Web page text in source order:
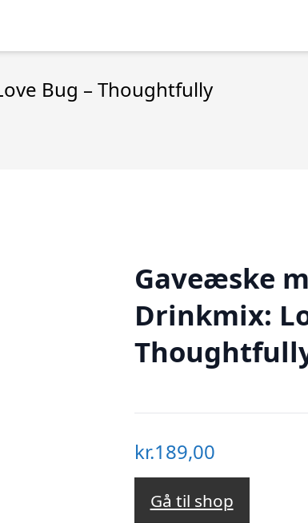
Bug – Thoughtfully
Gaveæske
Drinkmix:
kr.189,00
Gå til shop